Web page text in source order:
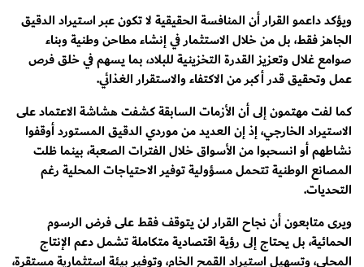
ويؤكد داعمو القرار أن المنافسة الحقيقية لا تكون عبر استيراد الدقيق
الجاهز فقط، بل من خلال الاستثمار في إنشاء مطاحن وطنية وبناء
صوامع غلال وتعزيز القدرة التخزينية للبلاد، بما يسهم في خلق فرص
عمل وتحقيق قدر أكبر من الاكتفاء والاستقرار الغذائي.
كما لفت مهتمون إلى أن الأزمات السابقة كشفت هشاشة الاعتماد على
الاستيراد الخارجي، إذ إن العديد من موردي الدقيق المستورد أوقفوا
نشاطهم أو انسحبوا من الأسواق خلال الفترات الصعبة، بينما ظلت
المصانع الوطنية تتحمل مسؤولية توفير الاحتياجات المحلية رغم
التحديات.
ويرى متابعون أن نجاح القرار لن يتوقف فقط على فرض الرسوم
الحمائية، بل يحتاج إلى رؤية اقتصادية متكاملة تشمل دعم الإنتاج
المحلي، وتسهيل استيراد القمح الخام، وتوفير بيئة استثمارية مستقرة،